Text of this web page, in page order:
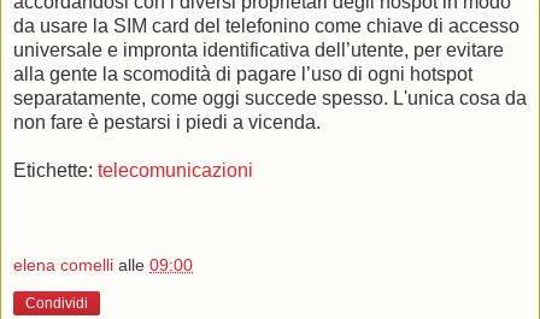
da usare la SIM card del telefonino come chiave di accesso
universale e impronta identificativa dell’utente, per evitare
alla gente la scomodità di pagare l’uso di ogni hotspot
separatamente, come oggi succede spesso. L'unica cosa da
non fare è pestarsi i piedi a vicenda.
Etichette: telecomunicazioni
elena comelli alle 09:00
Condividi